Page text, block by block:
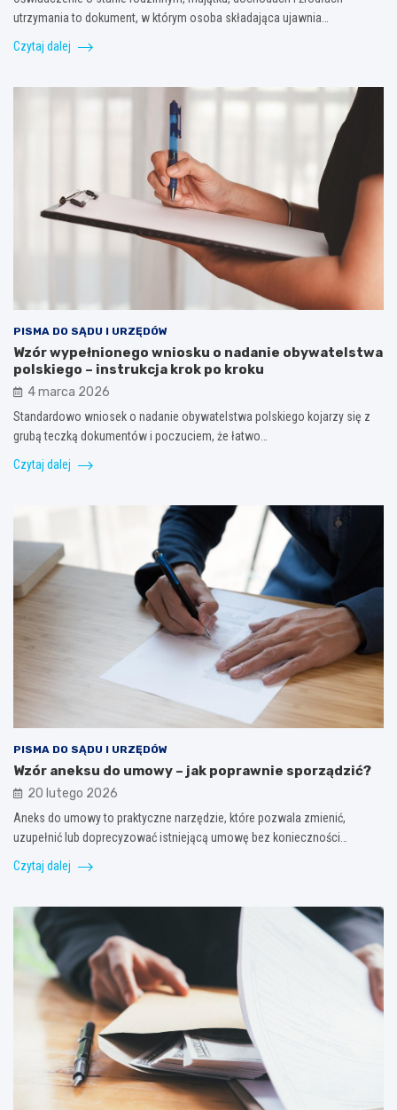
utrzymania to dokument, w którym osoba składająca ujawnia…
Czytaj dalej
PISMA DO SĄDU I URZĘDÓW
Wzór wypełnionego wniosku o nadanie obywatelstwa
polskiego – instrukcja krok po kroku
4 marca 2026
Standardowo wniosek o nadanie obywatelstwa polskiego kojarzy się z
grubą teczką dokumentów i poczuciem, że łatwo…
Czytaj dalej
PISMA DO SĄDU I URZĘDÓW
Wzór aneksu do umowy – jak poprawnie sporządzić?
20 lutego 2026
Aneks do umowy to praktyczne narzędzie, które pozwala zmienić,
uzupełnić lub doprecyzować istniejącą umowę bez konieczności…
Czytaj dalej